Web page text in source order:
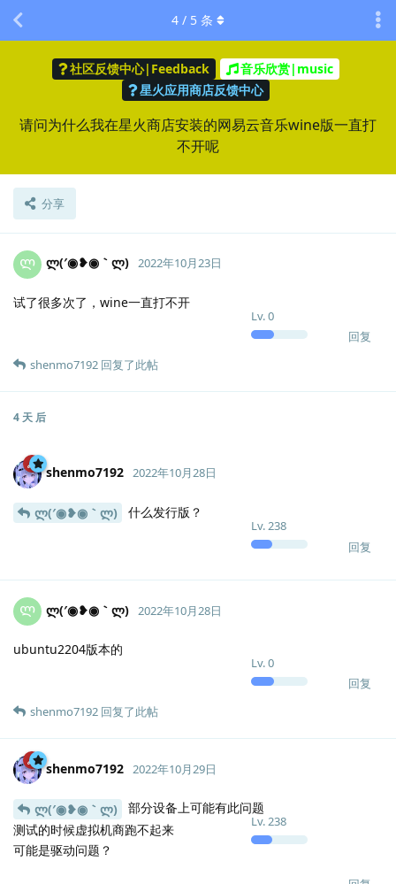
社区反馈中心|Feedback
音乐欣赏|music
星火应用商店反馈中心
请问为什么我在星火商店安装的网易云音乐wine版一直打
不开呢
分享
4 / 5 条
Ლ ლ(′◉❥◉｀ლ)
Lv.0
2022年10月23日
试了很多次了，wine一直打不开
回复
shenmo7192 回复了此帖
4 天 后
shenmo7192
Lv. 238
2022年10月28日
ლ(′◉❥◉｀ლ) 什么发行版？
回复
Ლ ლ(′◉❥◉｀ლ)
Lv.0
2022年10月28日
ubuntu2204版本的
回复
shenmo7192 回复了此帖
shenmo7192
Lv.238
2022年10月29日
ლ(′◉❥◉｀ლ)
部分设备上可能有此问题
测试的时候虚拟机商跑不起来
可能是驱动问题？